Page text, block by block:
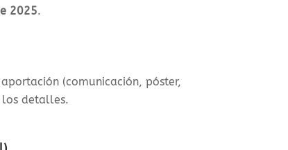
2025.
(comunicación, póster,
los detalles.